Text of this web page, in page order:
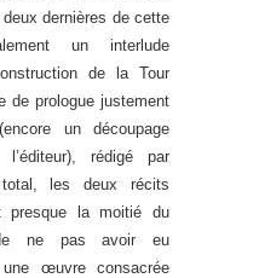
dernières de cette
un interlude
de la Tour
de prologue justement
un découpage
rédigé par
les deux récits
presque la moitié du
ne pas avoir eu
œuvre consacrée